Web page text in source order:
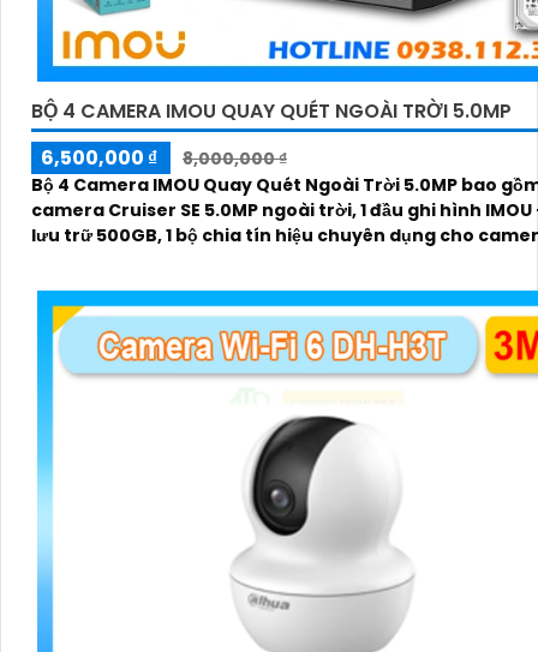
BỘ 4 CAMERA IMOU QUAY QUÉT NGOÀI TRỜI 5.0MP
6,500,000 ₫
8,000,000 ₫
Bộ 4 Camera IMOU Quay Quét Ngoài Trời 5.0MP bao
camera Cruiser SE 5.0MP ngoài trời, 1 đầu ghi hình IMOU
lưu trữ 500GB, 1 bộ chia tín hiệu chuyên dụng cho